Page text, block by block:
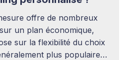
offre de nombreux
un plan économique,
sur la flexibilité du choix
plus populaire